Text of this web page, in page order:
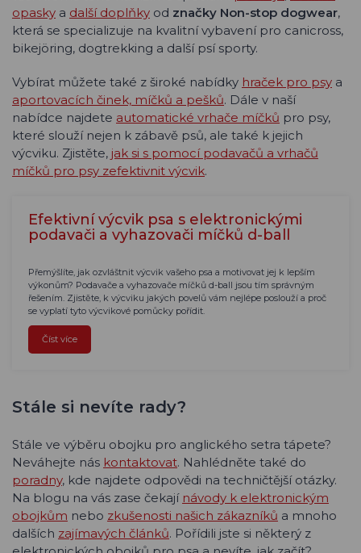
opasky a další doplňky od značky Non-stop dogwear,
která se specializuje na kvalitní vybavení pro canicross,
bikejöring, dogtrekking a další psí sporty.
Vybírat můžete také z široké nabídky hraček pro psy a
aportovacích činek, míčků a pešků. Dále v naší
nabídce najdete automatické vrhače míčků pro psy,
které slouží nejen k zábavě psů, ale také k jejich
výcviku. Zjistěte, jak si s pomocí podavačů a vrhačů
míčků pro psy zefektivnit výcvik.
Efektivní výcvik psa s elektronickými
podavači a vyhazovači míčků d-ball
Přemýšlíte, jak ozvláštnit výcvik vašeho psa a motivovat jej k lepším
výkonům? Podavače a vyhazovače míčků d-ball jsou tím správným
řešením. Zjistěte, k výcviku jakých povelů vám nejlépe poslouží a proč
se vyplatí tyto výcvikové pomůcky pořídit.
Číst více
Stále si nevíte rady?
Stále ve výběru obojku pro anglického setra tápete?
Neváhejte nás kontaktovat. Nahlédněte také do
poradny, kde najdete odpovědi na techničtější otázky.
Na blogu na vás zase čekají návody k elektronickým
obojkům nebo zkušenosti našich zákazníků a mnoho
dalších zajímavých článků. Pořídili jste si některý z